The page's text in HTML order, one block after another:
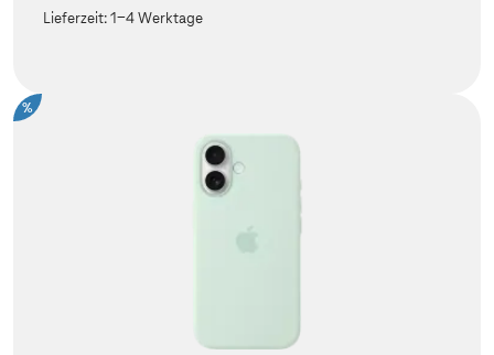
Lieferzeit:1-4 Werktage
%